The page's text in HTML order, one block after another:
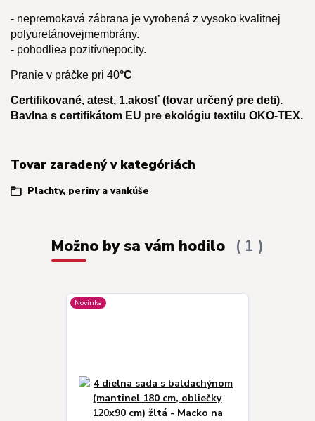
- nepremokavá zábrana je vyrobená z vysoko kvalitnej
polyuretánovejmembrány.
- pohodliea pozitívnepocity.
Pranie v práčke pri 40°C
Certifikované, atest, 1.akosť (tovar určený pre deti).
Bavlna s certifikátom EU pre ekológiu textilu OKO-TEX.
Tovar zaradený v kategóriách
Plachty, periny a vankúše
Možno by sa vám hodilo 1
Novinka